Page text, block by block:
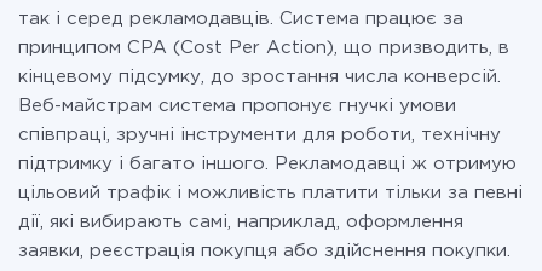
так і серед рекламодавців. Система працює за
принципом CPA (Cost Per Action), що призводить, в
кінцевому підсумку, до зростання числа конверсій.
Веб-майстрам система пропонує гнучкі умови
співпраці, зручні інструменти для роботи, технічну
підтримку і багато іншого. Рекламодавці ж отримую
цільовий трафік і можливість платити тільки за певні
дії, які вибирають самі, наприклад, оформлення
заявки, реєстрація покупця або здійснення покупки.